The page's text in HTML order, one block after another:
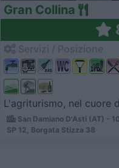
Gran Collina
L'agriturismo, nel cuore
San Damiano D'Asti (AT) -
SP 12, Borgata Stizza 38